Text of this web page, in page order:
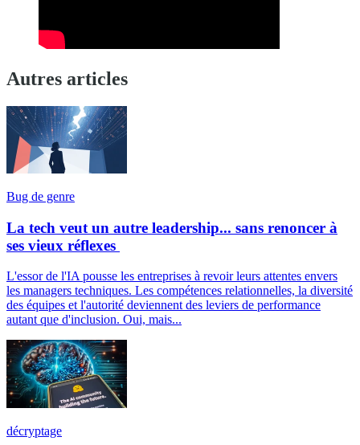
Autres articles
Bug de genre
La tech veut un autre leadership... sans renoncer à
ses vieux réflexes
L'essor de l'IA pousse les entreprises à revoir leurs attentes envers
les managers techniques. Les compétences relationnelles, la diversité
des équipes et l'autorité deviennent des leviers de performance
autant que d'inclusion. Oui, mais...
décryptage